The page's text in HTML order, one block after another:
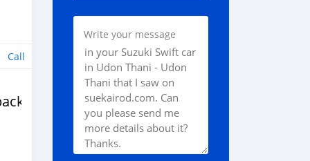
Call
Write your message